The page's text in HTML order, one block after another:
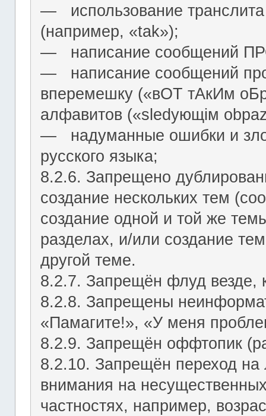
― использование
(например, «tak»);
― написание сообщений
― написание сообщений
вперемешку («вОТ тАкИм
алфавитов («slеdующiм
― надуманные ошибки и
русского языка;
8.2.6. Запрещено
создание нескольких тем
создание одной и той же
разделах, и/или создание
другой теме.
8.2.7. Запрещён флуд везде,
8.2.8. Запрещены
«Памагите!», «У меня
8.2.9. Запрещён оффтопик
8.2.10. Запрещён переход на
внимания на
частностях, например,